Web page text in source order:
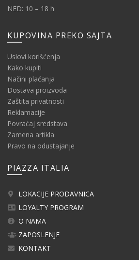
NED: 10 – 18 h
KUPOVINA PREKO SAJTA
Uslovi korišćenja
Kako kupiti
Načini plaćanja
Dostava proizvoda
Zaštita privatnosti
Reklamacije
Povraćaj sredstava
Zamena artikla
Pravo na odustajanje
PIAZZA ITALIA
LOKACIJE PRODAVNICA
LOYALTY PROGRAM
O NAMA
ZAPOSLENJE
KONTAKT